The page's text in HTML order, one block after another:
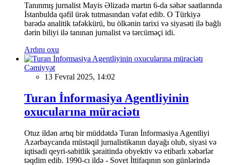
Tanınmış jurnalist Mayis Əlizadə martın 6-da səhər saatlarında
İstanbulda qəfil ürək tutmasından vəfat edib. O Türkiyə
barədə analitik təfəkkürü, bu ölkənin tarixi və siyasəti ilə bağlı
dərin biliyi ilə tanınan jurnalist və tərcüməçi idi.
Ardını oxu
Cəmiyyət
13 Fevral 2025, 14:02
Turan İnformasiya Agentliyinin
oxucularına müraciətı
Otuz ildən artıq bir müddətdə Turan İnformasiya Agentliyi
Azərbaycanda müstəqil jurnalistikanın dayağı olub, siyasi və
iqtisadi qeyri-sabitlik şəraitində obyektiv və etibarlı xəbərlər
təqdim edib. 1990-cı ildə - Sovet İttifaqının son günlərində